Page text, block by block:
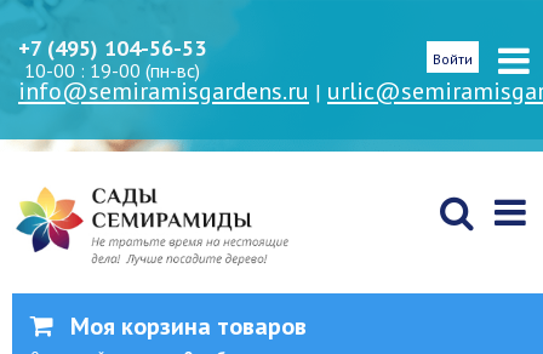
+7 (495) 104-56-53
10-00 : 19-00 (пн-вс)
info@semiramisgardens.ru |
Войти
Моя корзина товаров